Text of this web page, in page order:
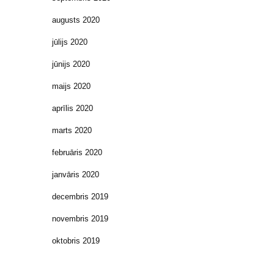
augusts 2020
jūlijs 2020
jūnijs 2020
maijs 2020
aprīlis 2020
marts 2020
februāris 2020
janvāris 2020
decembris 2019
novembris 2019
oktobris 2019